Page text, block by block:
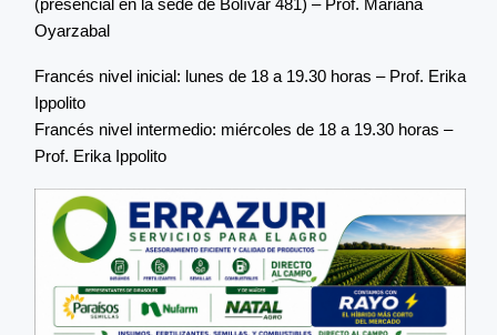
Oyarzabal
Francés nivel inicial: lunes de 18 a 19.30 horas – Prof. Erika
Ippolito
Francés nivel intermedio: miércoles de 18 a 19.30 horas –
Prof. Erika Ippolito